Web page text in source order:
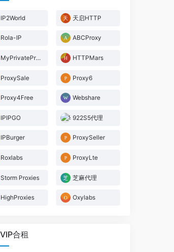
IP2World 天启HTTP
Rola-IP ABCProxy
MyPrivateProxy HTTPMars
ProxySale Proxy6
Proxy4Free Webshare
IPIPGO 922S5代理
IPBurger ProxySeller
Roxlabs ProxyLte
Storm Proxies 芝麻代理
HighProxies Oxylabs
合租